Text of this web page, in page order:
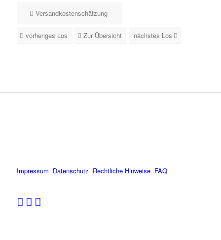
Versandkostenschätzung
vorheriges Los Zur Übersicht nächstes Los
Impressum Datenschutz Rechtliche Hinweise FAQ